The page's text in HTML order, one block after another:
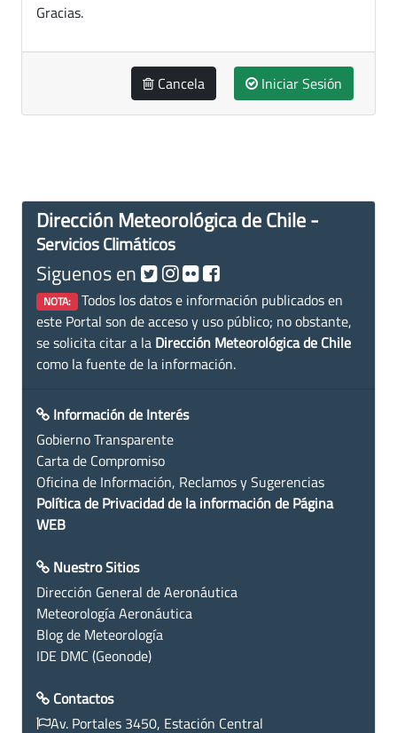
Gracias.
Cancela Iniciar Sesión
Dirección Meteorológica de Chile -
Servicios Climáticos
Siguenos en
NOTA: Todos los datos e información publicados en
este Portal son de acceso y uso público; no obstante,
se solicita citar a la Dirección Meteorológica de Chile
como la fuente de la información.
Información de Interés
Gobierno Transparente
Carta de Compromiso
Oficina de Información, Reclamos y Sugerencias
Política de Privacidad de la información de Página
WEB
Nuestro Sitios
Dirección General de Aeronáutica
Meteorología Aeronáutica
Blog de Meteorología
IDE DMC (Geonode)
Contactos
Av. Portales 3450, Estación Central